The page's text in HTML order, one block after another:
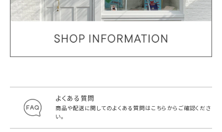
よくある質問
商品や配送に関してのよくある質問はこちらからご確認くださ
い。